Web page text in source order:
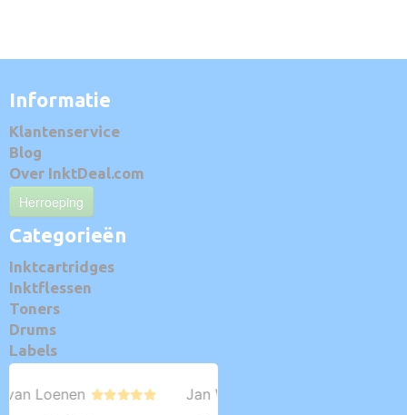
Informatie
Klantenservice
Blog
Over InktDeal.com
Herroeping
Categorieën
Inktcartridges
Inktflessen
Toners
Drums
Labels